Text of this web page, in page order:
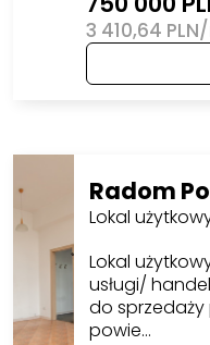
3 410,64
Radom
Lokal
Lokal
usługi/
do sprzedaży
powie…